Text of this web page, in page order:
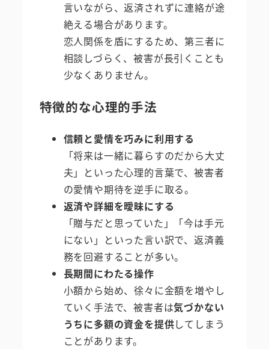
言いながら、返済されずに連絡が途
絶える場合があります。
恋人関係を盾にするため、第三者に
相談しづらく、被害が長引くことも
少なくありません。
特徴的な心理的手法
信頼と愛情を巧みに利用する
「将来は一緒に暮らすのだから大丈
夫」といった心理的言葉で、被害者
の愛情や期待を逆手に取る。
返済や詳細を曖昧にする
「贈与だと思っていた」「今は手元
にない」といった言い訳で、返済義
務を回避することが多い。
長期間にわたる操作
小額から始め、徐々に金額を増やし
ていく手法で、被害者は気づかない
うちに多額の資金を提供してしまう
ことがあります。